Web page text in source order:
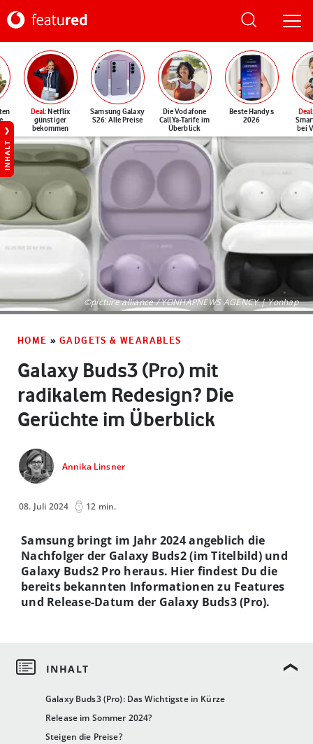
Deal: Netflix
günstiger
bekommen
Samsung Galaxy
S26: Alle Preise
Die Vodafone
CallYa-Tarife im
Überblick
Beste Handys
2026
Deal
bei
INHALT
©picture alliance / YONHAPNEWS AGENCY | Yonhap
HOME » GADGETS & WEARABLES
Galaxy Buds3 (Pro) mit
radikalem Redesign? Die
Gerüchte im Überblick
Annika Linsner
08. Juli 2024 12 min.
Galaxy Buds3 (Pro): Das Wichtigste in Kürze
Release im Sommer 2024?
Steigen die Preise?
Samsung bringt im Jahr 2024 angeblich die
Nachfolger der Galaxy Buds2 (im Titelbild) und
Galaxy Buds2 Pro heraus. Hier findest Du die
bereits bekannten Informationen zu Features
und Release-Datum der Galaxy Buds3 (Pro).